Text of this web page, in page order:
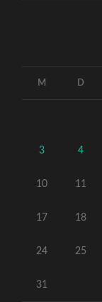
M D
3 4
10 11
17 18
24 25
31